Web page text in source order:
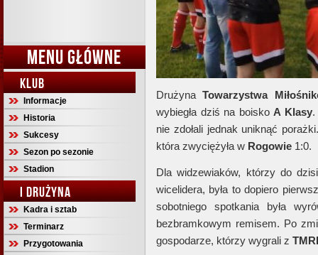
MENU GŁÓWNE
KLUB
Informacje
Historia
Sukcesy
Sezon po sezonie
Stadion
I DRUŻYNA
Kadra i sztab
Terminarz
Przygotowania
DrużynaTowarzystwa
wybiegła dziś na boisko A Klasy.
nie zdołali jednak uniknąć
która zwyciężyła w Rogowie 1:0.
Dla widzewiaków, którzy do
wicelidera, była to dopiero
sobotniego spotkania była
bezbramkowym remisem. Po
gospodarze, którzy wygrali z